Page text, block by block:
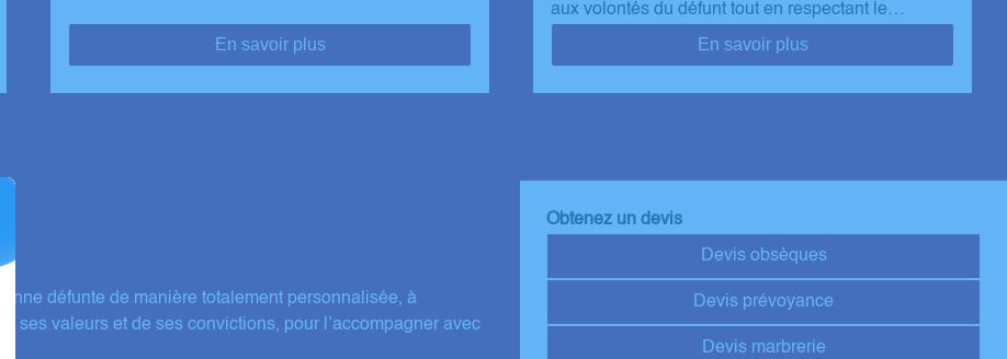
En savoir plus
aux volontés du défunt tout en respectant le…
En savoir plus
défunte de manière totalement personnalisée, à
ses valeurs et de ses convictions, pour l’accompagner avec
Obtenez un devis
Devis obsèques
Devis prévoyance
Devis marbrerie